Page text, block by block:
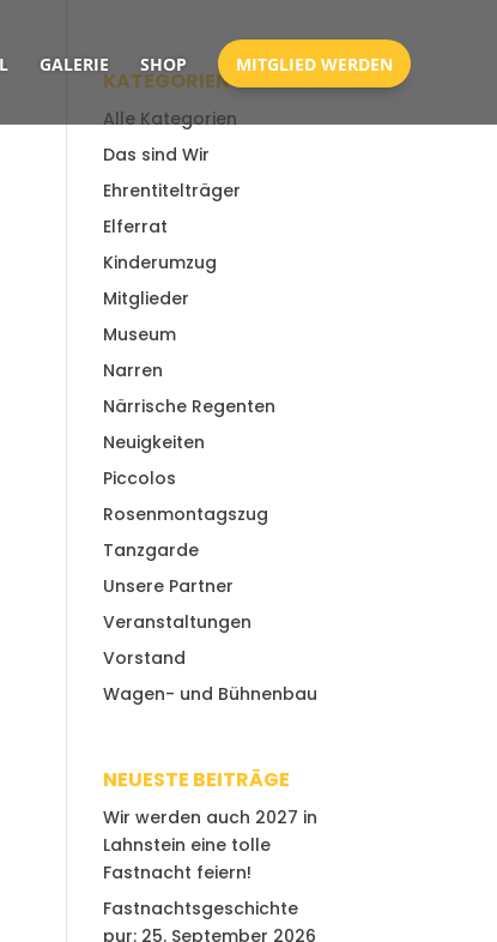
GALERIE SHOP MITGLIED WERDEN
KATEGORIEN
Alle Kategorien
Das sind Wir
Ehrentitelträger
Elferrat
Kinderumzug
Mitglieder
Museum
Narren
Närrische Regenten
Neuigkeiten
Piccolos
Rosenmontagszug
Tanzgarde
Unsere Partner
Veranstaltungen
Vorstand
Wagen- und Bühnenbau
NEUESTE BEITRÄGE
Wir werden auch 2027 in
Lahnstein eine tolle
Fastnacht feiern!
Fastnachtsgeschichte
pur: 25. September 2026